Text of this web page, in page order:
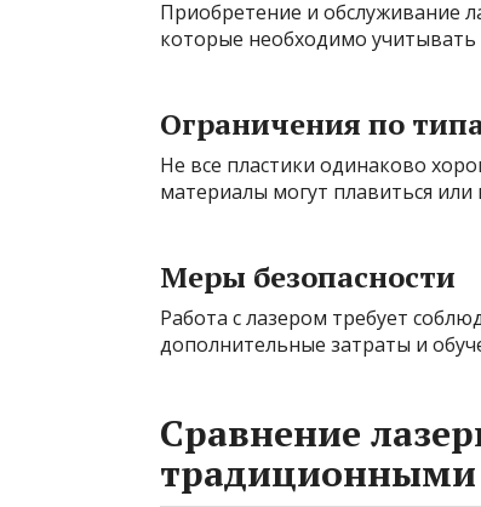
Приобретение и обслуживание
которые необходимо
Ограничения по
Не все пластики одинаково
материалы могут плавиться
Меры безопасности
Работа с лазером требует
дополнительные затраты и
Сравнение